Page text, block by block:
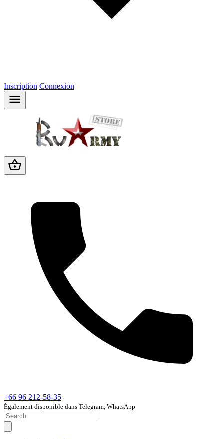
Inscription Connexion
+66 96 212-58-35
Également disponible dans Telegram, WhatsApp